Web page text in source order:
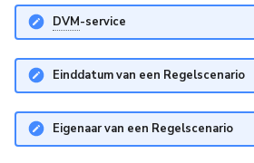
DVM-service
Einddatum van een Regelscenario
Eigenaar van een Regelscenario